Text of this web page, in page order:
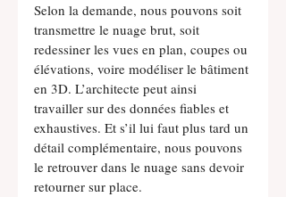
Selon la demande, nous pouvons soit
transmettre le nuage brut, soit
redessiner les vues en plan, coupes ou
élévations, voire modéliser le bâtiment
en 3D. L’architecte peut ainsi
travailler sur des données fiables et
exhaustives. Et s’il lui faut plus tard un
détail complémentaire, nous pouvons
le retrouver dans le nuage sans devoir
retourner sur place.